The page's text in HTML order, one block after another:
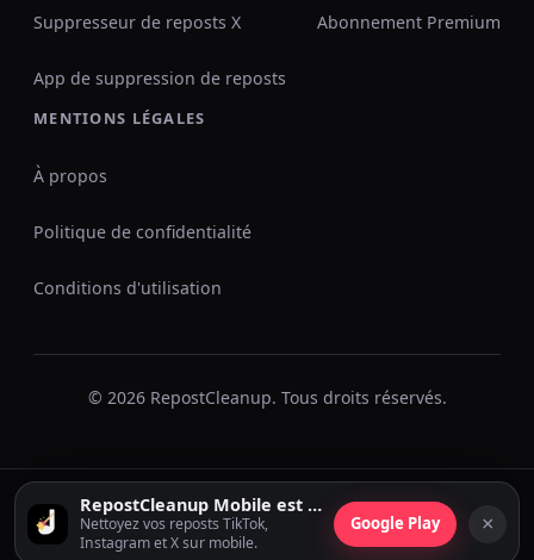
Suppresseur de reposts X
App de suppression de reposts
Abonnement Premium
MENTIONS LÉGALES
À propos
Politique de confidentialité
Conditions d'utilisation
© 2026 RepostCleanup. Tous droits réservés.
RepostCleanup Mobile est disponible
Nettoyez vos reposts TikTok,
Instagram et X sur mobile.
Google Play ×